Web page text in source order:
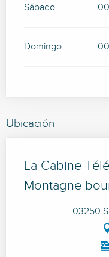
Sábado
Domingo
Ubicación
La Cabine
Montagne
03250